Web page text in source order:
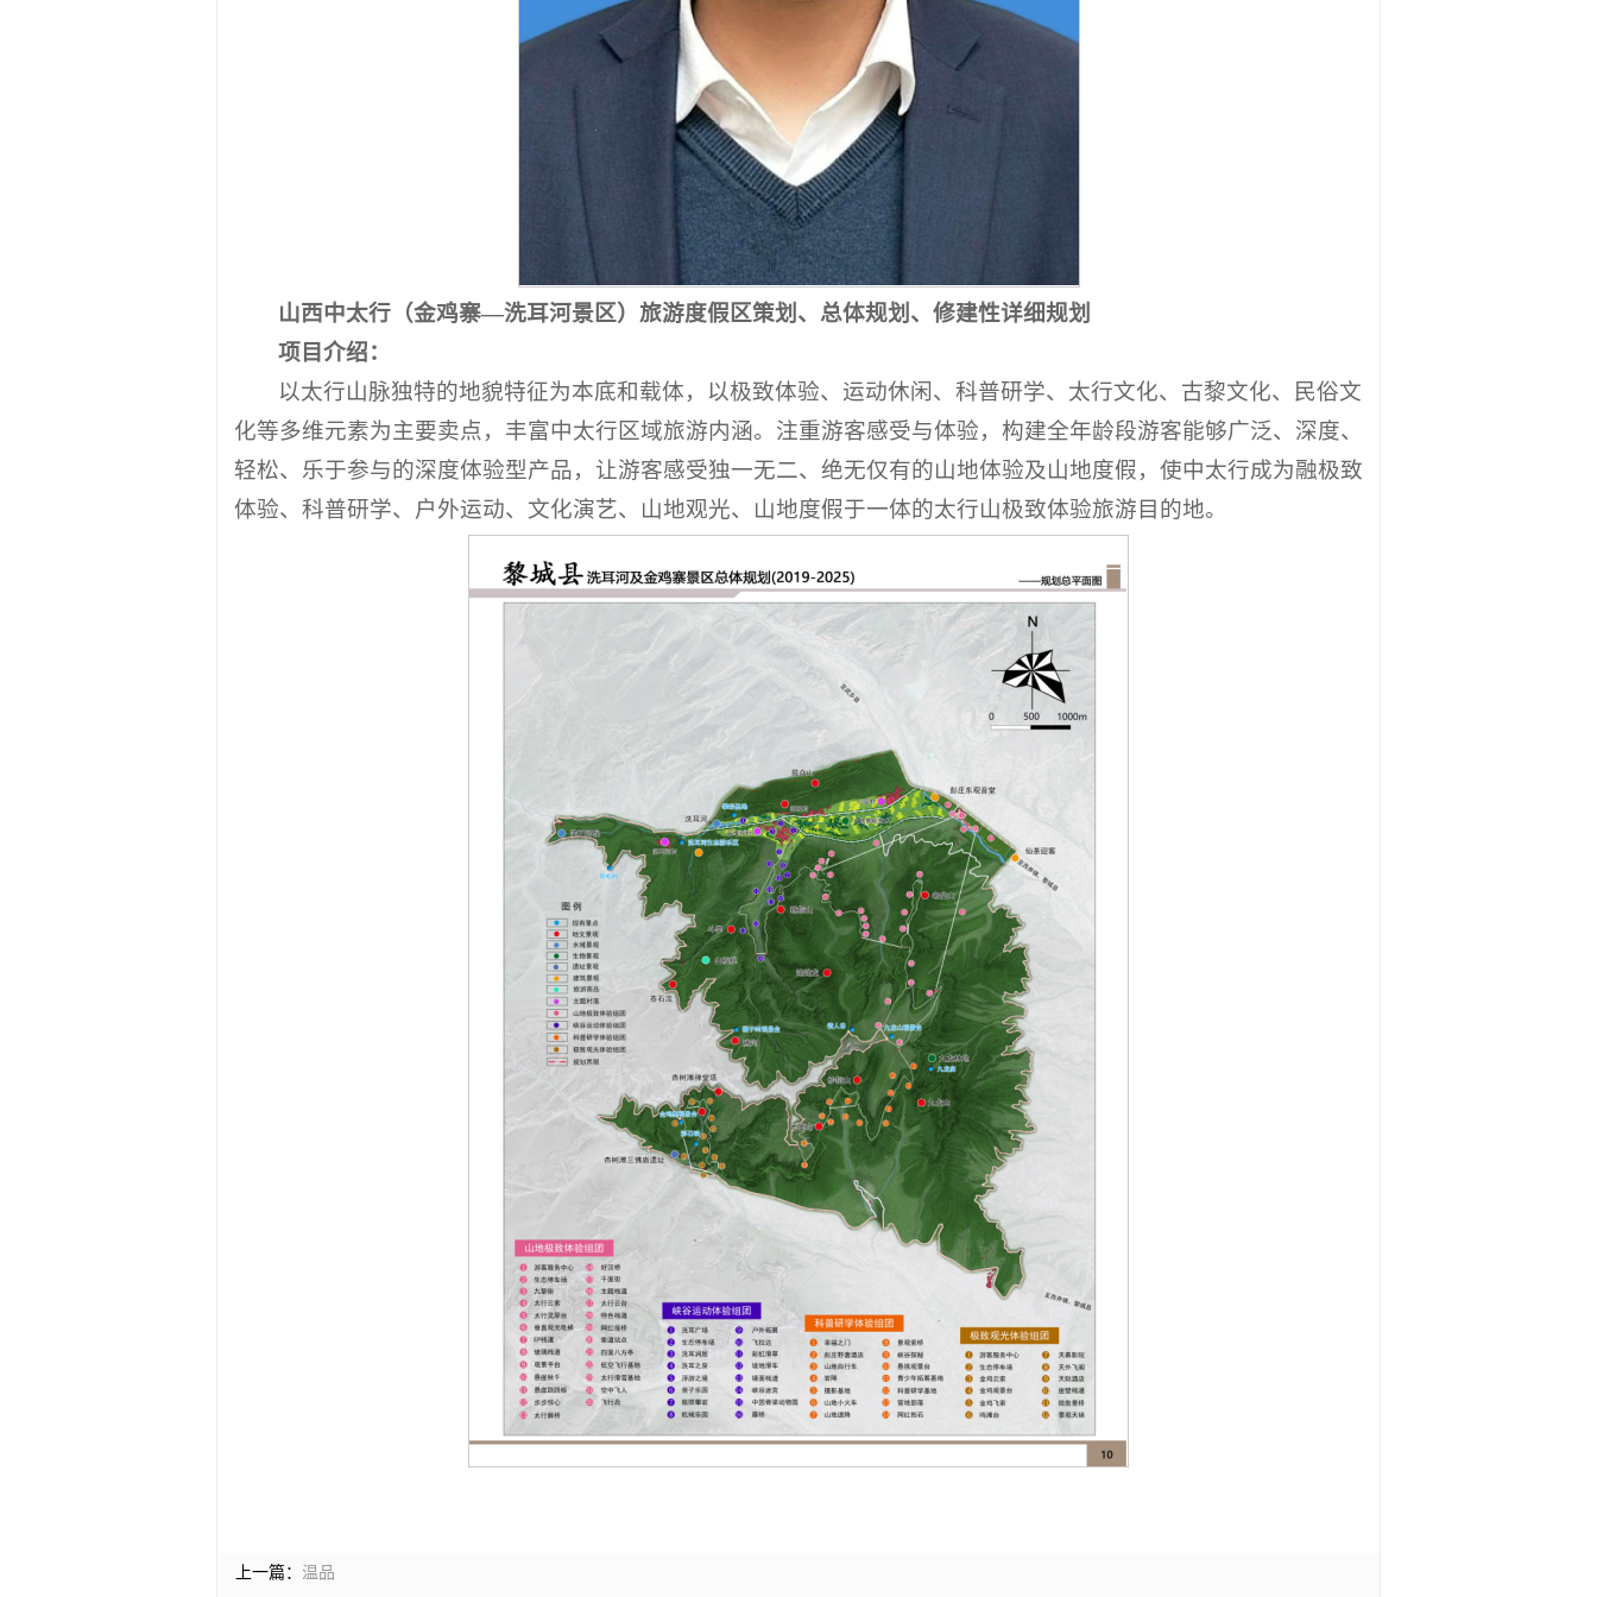
山西中太行（金鸡寨—洗耳河景区）旅游度假区策划、总体规划、修建性详细规划
项目介绍：
以太行山脉独特的地貌特征为本底和载体，以极致体验、运动休闲、科普研学、太行文化、古黎文化、民俗文
化等多维元素为主要卖点，丰富中太行区域旅游内涵。注重游客感受与体验，构建全年龄段游客能够广泛、深度、
轻松、乐于参与的深度体验型产品，让游客感受独一无二、绝无仅有的山地体验及山地度假，使中太行成为融极致
体验、科普研学、户外运动、文化演艺、山地观光、山地度假于一体的太行山极致体验旅游目的地。
上一篇： 温品